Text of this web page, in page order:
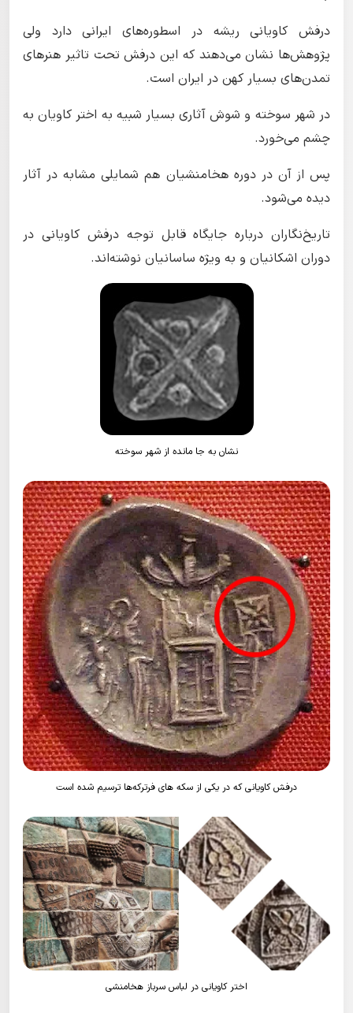
درفش کاویانی ریشه در اسطوره‌های ایرانی دارد ولی
پژوهش‌ها نشان می‌دهند که این درفش تحت تاثیر هنرهای
تمدن‌های بسیار کهن در ایران است.
در شهر سوخته و شوش آثاری بسیار شبیه به اختر کاویان به
چشم می‌خورد.
پس از آن در دوره هخامنشیان هم شمایلی مشابه در آثار
دیده می‌شود.
تاریخ‌نگاران درباره جایگاه قابل توجه درفش کاویانی در
دوران اشکانیان و به ویژه ساسانیان نوشته‌اند.
نشان به جا مانده از شهر سوخته
درفش کاویانی که در یکی از سکه های فرترکه‌ها ترسیم شده است
اختر کاویانی در لباس سرباز هخامنشی